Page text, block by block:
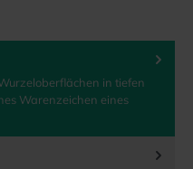
in tiefen
Warenzeichen eines